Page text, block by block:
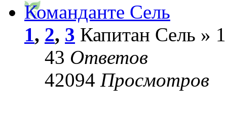
Команданте Сель
1, 2, 3 Капитан Сель »
43 Ответов
42094 Просмотров